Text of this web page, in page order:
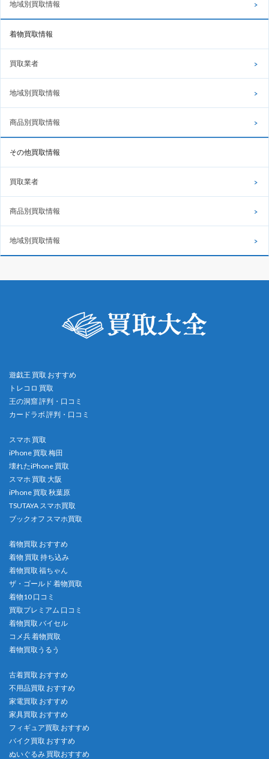
地域別買取情報
着物買取情報
買取業者
地域別買取情報
商品別買取情報
その他買取情報
買取業者
商品別買取情報
地域別買取情報
遊戯王 買取 おすすめ
トレコロ 買取
王の洞窟 評判・口コミ
カードラボ 評判・口コミ
スマホ 買取
iPhone 買取 梅田
壊れたiPhone 買取
スマホ 買取 大阪
iPhone 買取 秋葉原
TSUTAYA スマホ買取
ブックオフ スマホ買取
着物買取 おすすめ
着物 買取 持ち込み
着物買取 福ちゃん
ザ・ゴールド 着物買取
着物10 口コミ
買取プレミアム 口コミ
着物買取 バイセル
コメ兵 着物買取
着物買取うるう
古着買取 おすすめ
不用品買取 おすすめ
家電買取 おすすめ
家具買取 おすすめ
フィギュア買取 おすすめ
バイク買取 おすすめ
ぬいぐるみ 買取おすすめ